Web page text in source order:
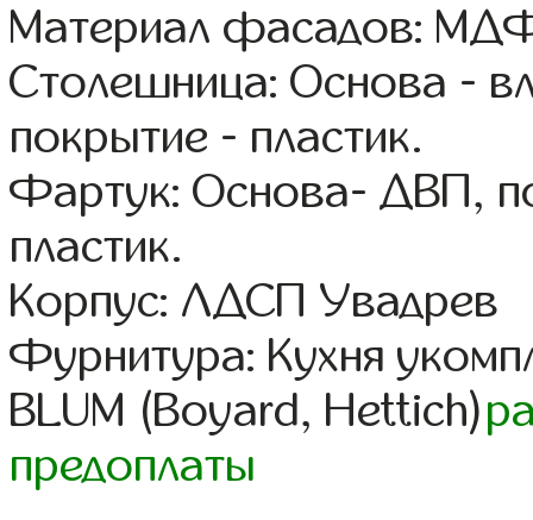
Материал фасадов:
Столешница: Основа -
покрытие - пластик.
Фартук: Основа- ДВП,
пластик.
Корпус: ЛДСП Увадрев
Фурнитура: Кухня
BLUM (Boyard, Hettich)
предоплаты